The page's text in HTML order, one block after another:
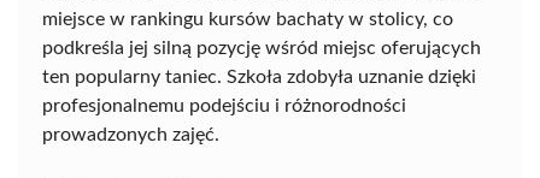
miejsce w rankingu kursów bachaty w stolicy, co
podkreśla jej silną pozycję wśród miejsc oferujących
ten popularny taniec. Szkoła zdobyła uznanie dzięki
profesjonalnemu podejściu i różnorodności
prowadzonych zajęć.